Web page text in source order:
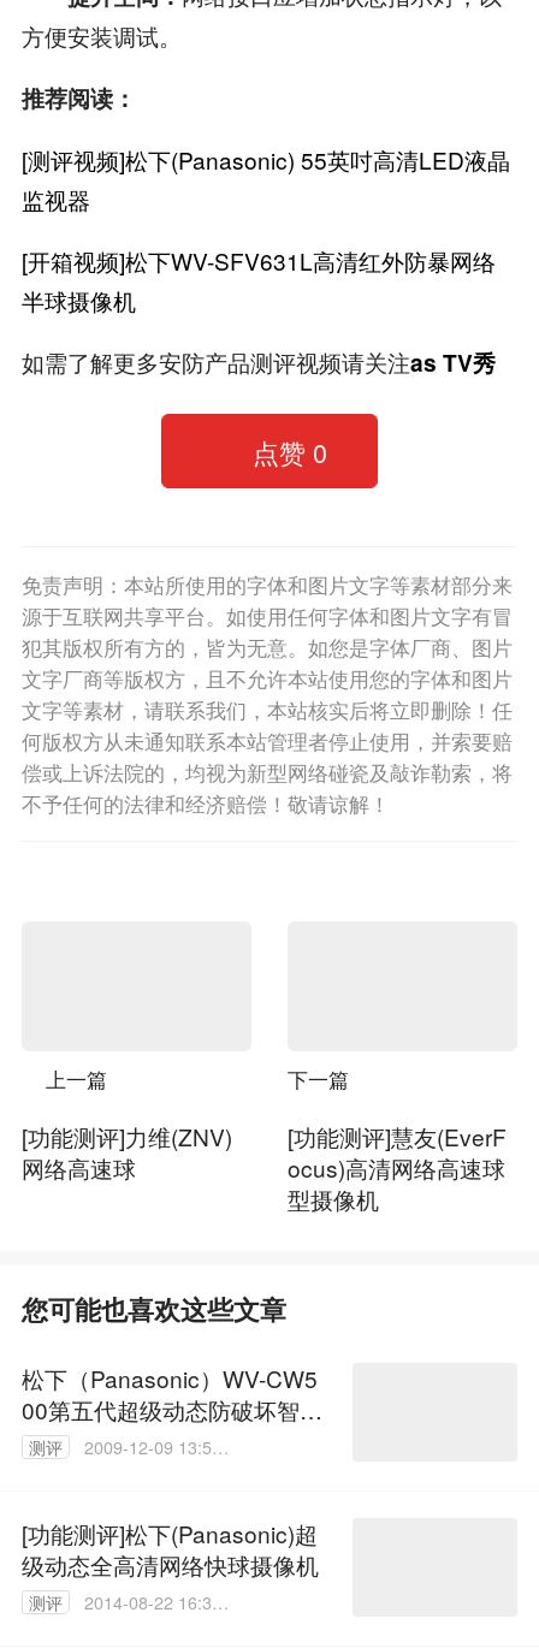
方便安装调试。
推荐阅读：
[测评视频]松下(Panasonic) 55英吋高清LED液晶
监视器
[开箱视频]松下WV-SFV631L高清红外防暴网络
半球摄像机
如需了解更多安防产品测评视频请关注as TV秀
点赞 0
免责声明：本站所使用的字体和图片文字等素材部分来
源于互联网共享平台。如使用任何字体和图片文字有冒
犯其版权所有方的，皆为无意。如您是字体厂商、图片
文字厂商等版权方，且不允许本站使用您的字体和图片
文字等素材，请联系我们，本站核实后将立即删除！任
何版权方从未通知联系本站管理者停止使用，并索要赔
偿或上诉法院的，均视为新型网络碰瓷及敲诈勒索，将
不予任何的法律和经济赔偿！敬请谅解！
上一篇
[功能测评]力维(ZNV)
网络高速球
下一篇
[功能测评]慧友(EverF
ocus)高清网络高速球
型摄像机
您可能也喜欢这些文章
松下（Panasonic）WV-CW5
00第五代超级动态防破坏智能
半球摄像机
测评
2009-12-09 13:52:
[功能测评]松下(Panasonic)超
级动态全高清网络快球摄像机
测评
2014-08-22 16:30: